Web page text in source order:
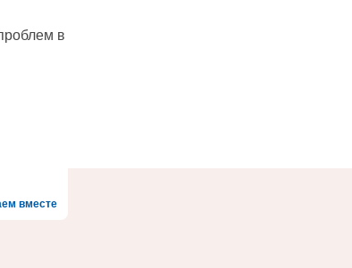
в
вместе